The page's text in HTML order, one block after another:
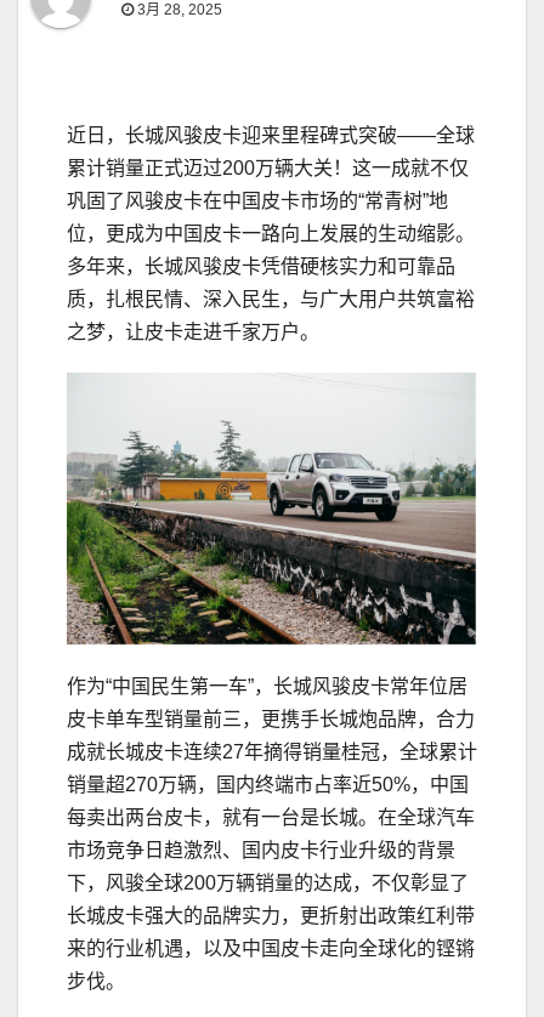
3月 28, 2025
近日，长城风骏皮卡迎来里程碑式突破——全球
累计销量正式迈过200万辆大关！这一成就不仅
巩固了风骏皮卡在中国皮卡市场的“常青树”地
位，更成为中国皮卡一路向上发展的生动缩影。
多年来，长城风骏皮卡凭借硬核实力和可靠品
质，扎根民情、深入民生，与广大用户共筑富裕
之梦，让皮卡走进千家万户。
作为“中国民生第一车”，长城风骏皮卡常年位居
皮卡单车型销量前三，更携手长城炮品牌，合力
成就长城皮卡连续27年摘得销量桂冠，全球累计
销量超270万辆，国内终端市占率近50%，中国
每卖出两台皮卡，就有一台是长城。在全球汽车
市场竞争日趋激烈、国内皮卡行业升级的背景
下，风骏全球200万辆销量的达成，不仅彰显了
长城皮卡强大的品牌实力，更折射出政策红利带
来的行业机遇，以及中国皮卡走向全球化的铿锵
步伐。